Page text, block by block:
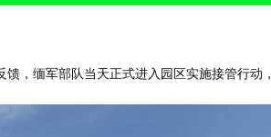
，缅军部队当天正式进入园区实施接管行动，